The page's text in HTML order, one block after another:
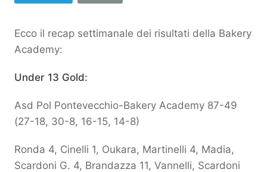
Ecco il recap settimanale dei risultati della Bakery
Academy:
Under 13 Gold:
Asd Pol Pontevecchio-Bakery Academy 87-49
(27-18, 30-8, 16-15, 14-8)
Ronda 4, Cinelli 1, Oukara, Martinelli 4, Madia,
Scardoni G. 4, Brandazza 11, Vannelli, Scardoni